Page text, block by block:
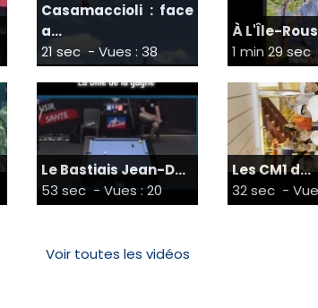
Casamaccioli : face
a...
21 sec - Vues : 38
À L'Île-
1 min 29 sec
Le Bastiais Jean-D...
53 sec - Vues : 20
Les CM1 d...
32 sec -
Voir toutes les vidéos